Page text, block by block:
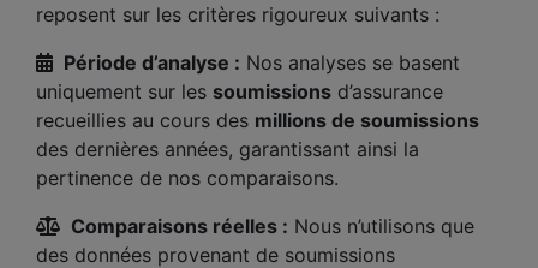
reposent sur les critères rigoureux suivants :
Période d’analyse : Nos analyses se basent
uniquement sur les soumissions d’assurance
recueillies au cours des millions de soumissions
des dernières années, garantissant ainsi la
pertinence de nos comparaisons.
Comparaisons réelles : Nous n’utilisons que
des données provenant de soumissions